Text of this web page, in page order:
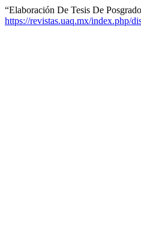
“Elaboración De Tesis De
https://revistas.uaq.mx/index.php/